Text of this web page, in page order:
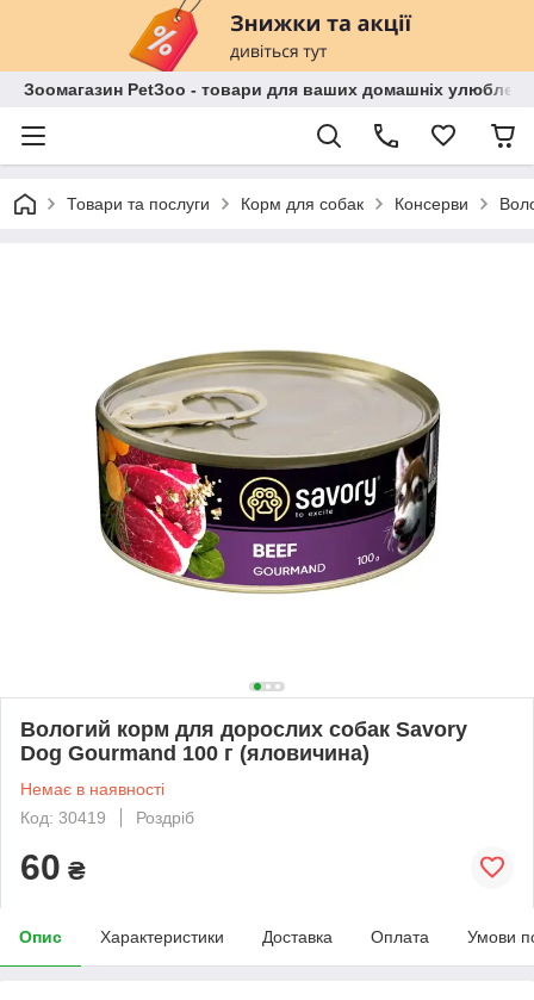
Зоомагазин PetЗoo - товари для ваших домашніх
Товари та послуги Корм для собак Консерви
Вологий корм для дорослих собак Savory
Dog Gourmand 100 г (яловичина)
Немає в наявності
Код: 30419
Роздріб
60 ₴
Опис Характеристики Доставка Оплата Умови